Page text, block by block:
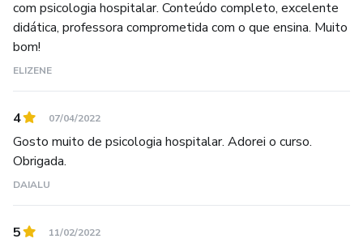
descubra como podemos ajudá-lo em todas as etapas da
sua jornada de desenvolvimento profissional.
com psicologia hospitalar. Conteúdo completo, excelente
didática, professora comprometida com o que ensina. Muito
bom!
ELIZENE
4 07/04/2022
Gosto muito de psicologia hospitalar. Adorei o curso.
Obrigada.
DAIALU
5 11/02/2022